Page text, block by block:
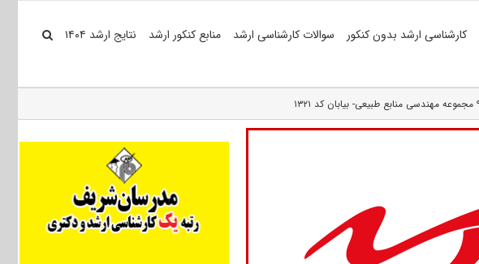
کارشناسی ارشد بدون کنکور سوالات کارشناسی ارشد منابع کنکور ارشد نتایج ارشد ۱۴۰۴